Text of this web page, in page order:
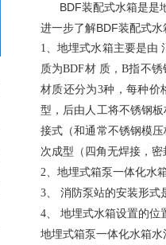
BDF装配式水箱是是
进一步了解BDF装配式水
1、地埋式水箱主要是由
质为BDF材 质，B指不
材质还分为3种，每种
型，后由人工将不锈钢
接式（和通常不锈钢模
次成型（四角无焊接，
2、地埋式箱泵一体化水
3、 消防泵站的安装形式
4、 地埋式水箱设置的位
地埋式箱泵一体化水箱